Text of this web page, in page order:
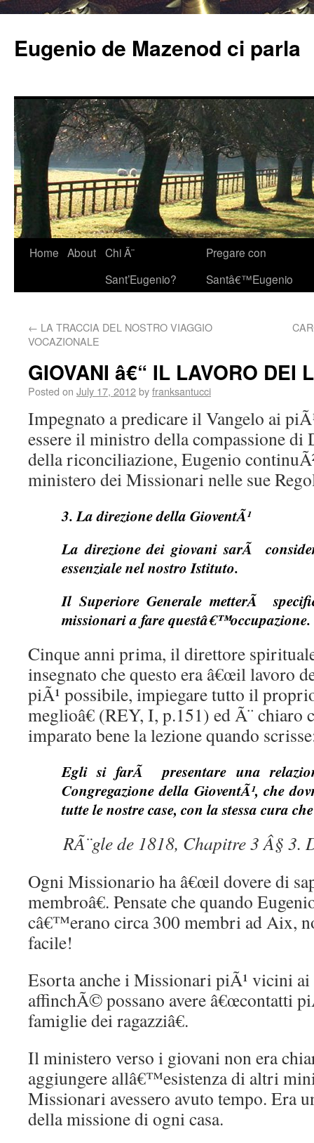
Eugenio de Mazenod ci parla
Home About Chi Ã¨
Sant’Eugenio?
Pregare con
Santâ€™Eugenio
← LA TRACCIA DEL NOSTRO VIAGGIO
VOCAZIONALE
GIOVANI â€“ IL LAVORO DEI
Posted on July 17, 2012byfranksantucci
Impegnato a predicare il Vangelo ai
essere il ministro della compassione di
della riconciliazione, Eugenio
ministero dei Missionari nelle sue
3. La direzione della GioventÃ¹
La direzione dei giovani sarÃ
essenziale nel nostro Istituto.
Il Superiore Generale metterÃ
missionari a fare questâ€™occupazione.
Cinque anni prima, il direttore
insegnato che questo era â€œil lavoro
piÃ¹ possibile, impiegare tutto il
meglioâ€ (REY, I, p.151) ed Ã¨ chiaro
imparato bene la lezione quando
Egli si farÃ presentare una
Congregazione della GioventÃ¹, che
tutte le nostre case, con la stessa cura
RÃ¨gle de 1818, Chapitre 3 Â§ 3.
Ogni Missionario ha â€œil dovere di
membroâ€. Pensate che quando
câ€™erano circa 300 membri ad Aix,
facile!
Esorta anche i Missionari piÃ¹ vicini
affinchÃ© possano avere â€œcontatti
famiglie dei ragazziâ€.
Il ministero verso i giovani non era
aggiungere allâ€™esistenza di altri
Missionari avessero avuto tempo. Era
della missione di ogni casa.